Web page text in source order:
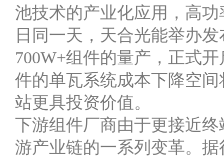
池技术的产业化应用，高
日同一天，天合光能举办
700W+组件的量产，正式
件的单瓦系统成本下降空
站更具投资价值。
下游组件厂商由于更接近
游产业链的一系列变革。